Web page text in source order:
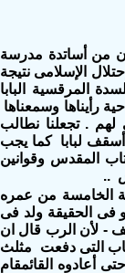
من أساتدة مدرسة
الإسلامى نتيجة
المرقسية البابا
رأيناها وسمعناها
. تجعلنا نطالب
لبابا كما يجب
المقدس وقوانين
..
الخامسة من عمره
الحقيقة ولد فى
- لأن الرب قال ان
الأسباب التى دفعت مثلث
أعادوه القائمقام